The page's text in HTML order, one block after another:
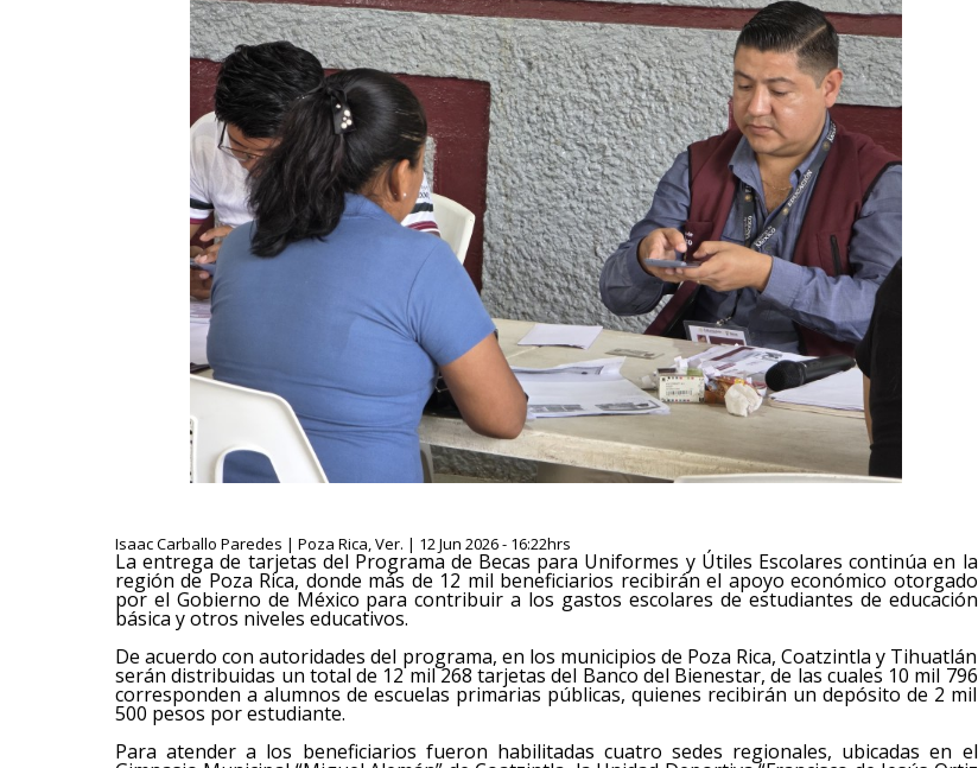
Isaac Carballo Paredes | Poza Rica, Ver. | 12 Jun 2026 - 16:22hrs
La entrega de tarjetas del Programa de Becas para Uniformes y Útiles Escolares continúa en la
región de Poza Rica, donde más de 12 mil beneficiarios recibirán el apoyo económico otorgado
por el Gobierno de México para contribuir a los gastos escolares de estudiantes de educación
básica y otros niveles educativos.
De acuerdo con autoridades del programa, en los municipios de Poza Rica, Coatzintla y Tihuatlán
serán distribuidas un total de 12 mil 268 tarjetas del Banco del Bienestar, de las cuales 10 mil 796
corresponden a alumnos de escuelas primarias públicas, quienes recibirán un depósito de 2 mil
500 pesos por estudiante.
Para atender a los beneficiarios fueron habilitadas cuatro sedes regionales, ubicadas en el